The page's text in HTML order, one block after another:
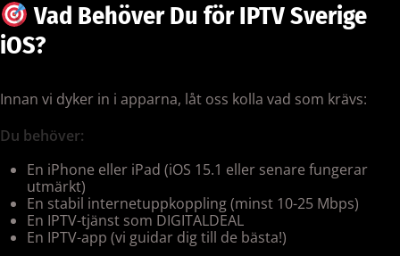
Vad Behöver Du för IPTV Sverige
iOS?
Innan vi dyker in i apparna, låt oss kolla vad som krävs:
Du behöver:
En iPhone eller iPad (iOS 15.1 eller senare fungerar
utmärkt)
En stabil internetuppkoppling (minst 10-25 Mbps)
En IPTV-tjänst som DIGITALDEAL
En IPTV-app (vi guidar dig till de bästa!)